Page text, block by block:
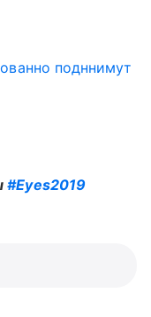
подннимут
#Eyes2019